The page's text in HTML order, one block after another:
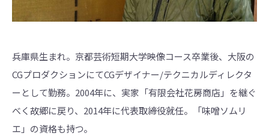
兵庫県生まれ。京都芸術短期大学映像コース卒業後、大阪の
CGプロダクションにてCGデザイナー/テクニカルディレクタ
ーとして勤務。2004年に、実家「有限会社花房商店」を継ぐ
べく故郷に戻り、2014年に代表取締役就任。「味噌ソムリ
エ」の資格も持つ。